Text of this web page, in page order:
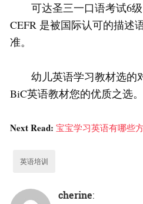
可达圣三一口语考试6级
CEFR 是被国际认可的描述
准。
幼儿英语学习教材选的
BiC英语教材您的优质之选。
Next Read: 宝宝学习英语有哪些
英语培训
cherine: